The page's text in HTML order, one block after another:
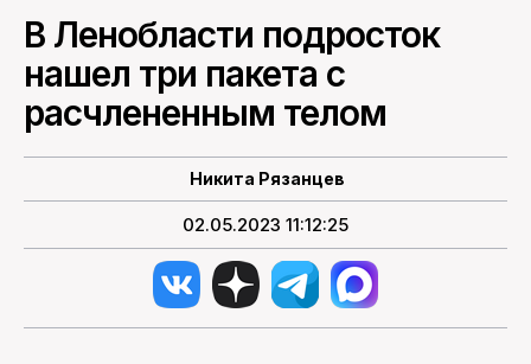
Все материалы 7инфо
О НАС
В Ленобласти подросток
нашел три пакета с
расчлененным телом
Никита Рязанцев
02.05.2023 11:12:25